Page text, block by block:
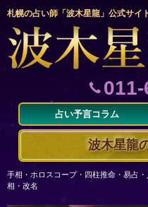
札幌の占い師「波木星龍」公式サイ
占い予言コラム
波木星龍
手相・ホロスコープ・四柱推命・易占
相・改名